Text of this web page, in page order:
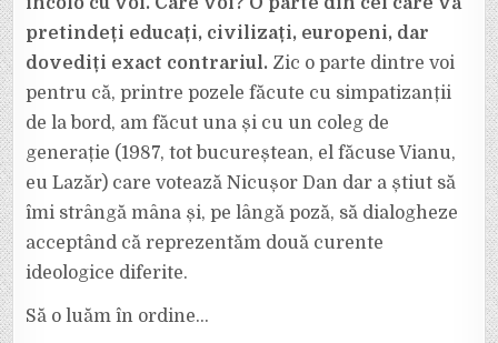
INFORMAȚI!
:)
pretindeți educați, civilizați, europeni, dar
dovediți exact contrariul. Zic o parte dintre voi
pentru că, printre pozele făcute cu simpatizanții
de la bord, am făcut una și cu un coleg de
generație (1987, tot bucureștean, el făcuse Vianu,
eu Lazăr) care votează Nicușor Dan dar a știut să
îmi strângă mâna și, pe lângă poză, să dialogheze
acceptând că reprezentăm două curente
ideologice diferite.
Să o luăm în ordine…